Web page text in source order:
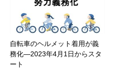
自転車のヘルメット着用が義
務化―2023年4月1日からスタ
ート